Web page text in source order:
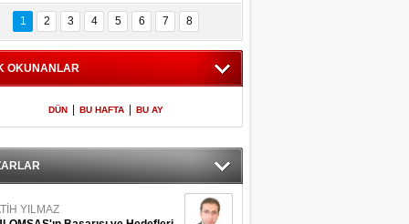
İstanbul
Adaları
600 milletvekilinin
listesi
1 2 3 4 5 6 7 8
OKUNANLAR
DÜN BU HAFTA BU AY
YILMAZ